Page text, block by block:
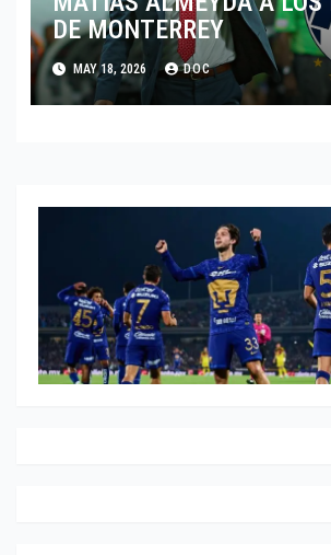
DE MONTERREY
MAY 18, 2026 DOC